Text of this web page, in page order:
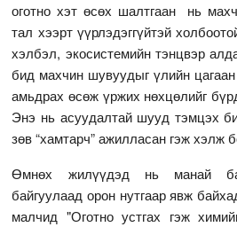
оготно хэт өсөх шалтгаан нь
тал хээрт үүрлэдэггүйтэй
хэлбэл, экосистемийн тэнцвэр
бид махчин шувуудыг үлийн цагаан
амьдрах өсөж үржих нөхцөлийг
Энэ нь асуудалтай шууд тэмцэх
зөв “хамтарч” ажилласан гэж хэлж
Өмнөх жилүүдэд нь манай
байгуулаад орон нутгаар явж
малчид "Оготно устгах гэж